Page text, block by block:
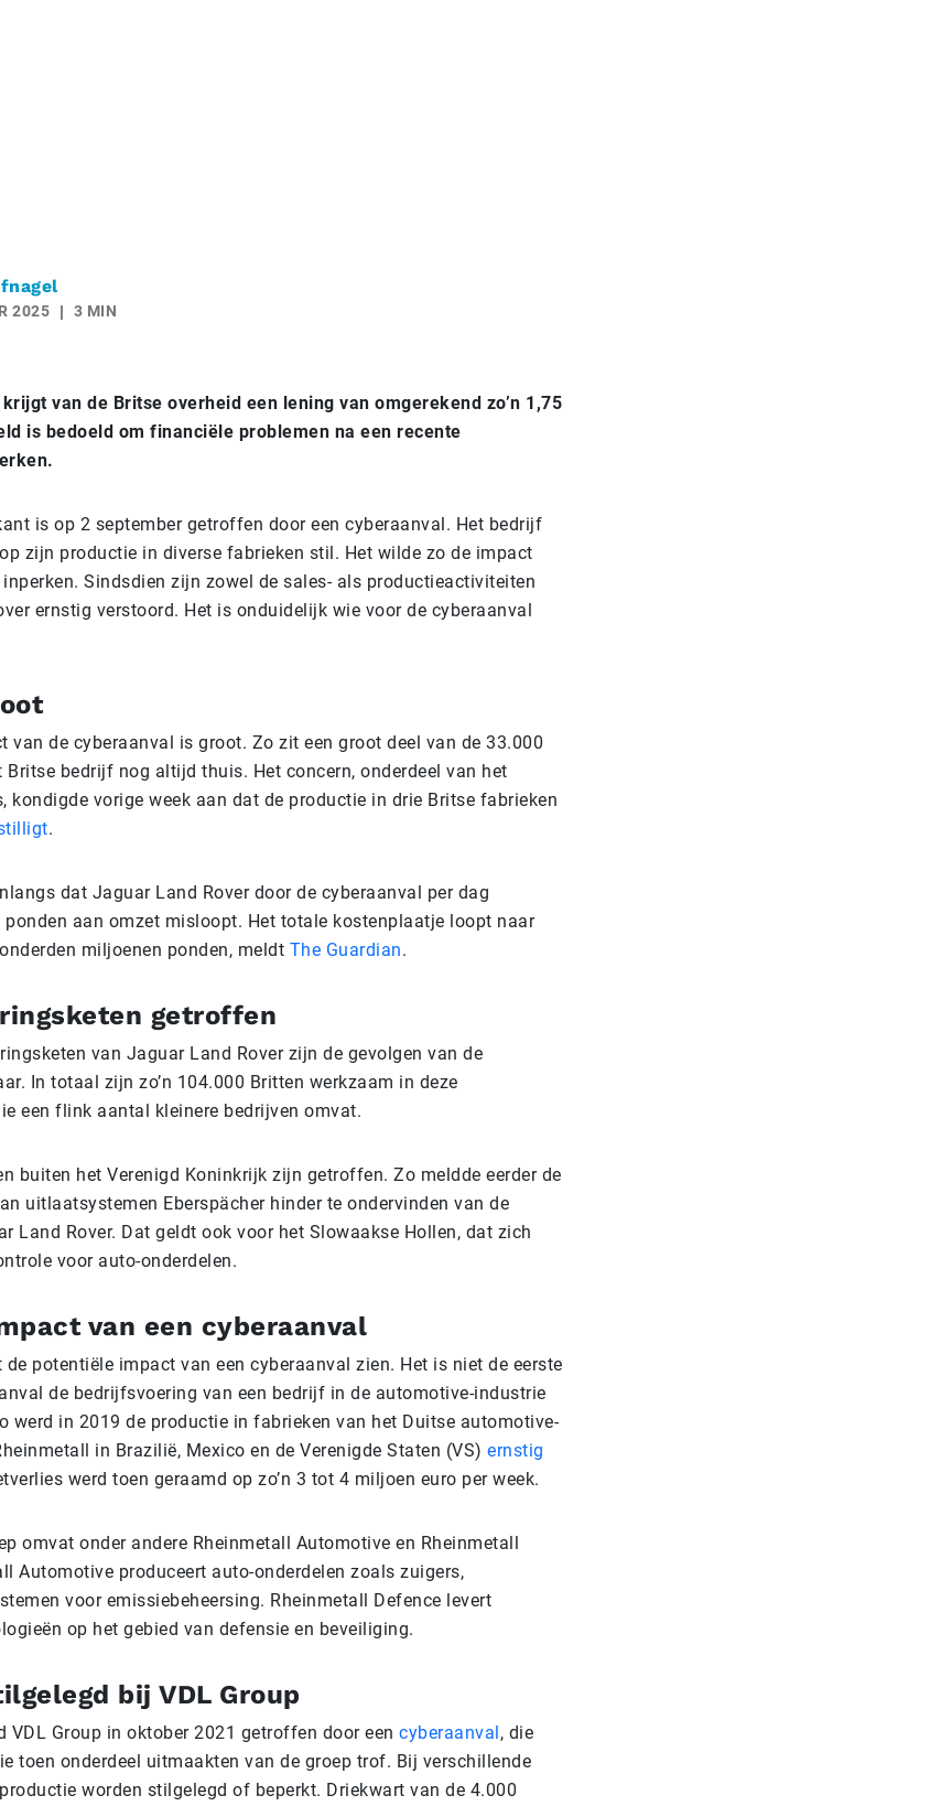
2025 3 MIN
van de Britse overheid een lening van omgerekend zo’n 1,75
is bedoeld om financiële problemen na een recente
is op 2 september getroffen door een cyberaanval. Het bedrijf
zijn productie in diverse fabrieken stil. Het wilde zo de impact
Sindsdien zijn zowel de sales- als productieactiviteiten
ernstig verstoord. Het is onduidelijk wie voor de cyberaanval
van de cyberaanval is groot. Zo zit een groot deel van de 33.000
Britse bedrijf nog altijd thuis. Het concern, onderdeel van het
kondigde vorige week aan dat de productie in drie Britse fabrieken
.
dat Jaguar Land Rover door de cyberaanval per dag
aan omzet misloopt. Het totale kostenplaatje loopt naar
miljoenen ponden, meldt The Guardian.
getroffen
van Jaguar Land Rover zijn de gevolgen van de
In totaal zijn zo’n 104.000 Britten werkzaam in deze
een flink aantal kleinere bedrijven omvat.
buiten het Verenigd Koninkrijk zijn getroffen. Zo meldde eerder de
uitlaatsystemen Eberspächer hinder te ondervinden van de
Land Rover. Dat geldt ook voor het Slowaakse Hollen, dat zich
voor auto-onderdelen.
van een cyberaanval
de potentiële impact van een cyberaanval zien. Het is niet de eerste
de bedrijfsvoering van een bedrijf in de automotive-industrie
werd in 2019 de productie in fabrieken van het Duitse automotive-
in Brazilië, Mexico en de Verenigde Staten (VS) ernstig
werd toen geraamd op zo’n 3 tot 4 miljoen euro per week.
omvat onder andere Rheinmetall Automotive en Rheinmetall
Automotive produceert auto-onderdelen zoals zuigers,
voor emissiebeheersing. Rheinmetall Defence levert
op het gebied van defensie en beveiliging.
bij VDL Group
VDL Group in oktober 2021 getroffen door een cyberaanval, die
toen onderdeel uitmaakten van de groep trof. Bij verschillende
worden stilgelegd of beperkt. Driekwart van de 4.000